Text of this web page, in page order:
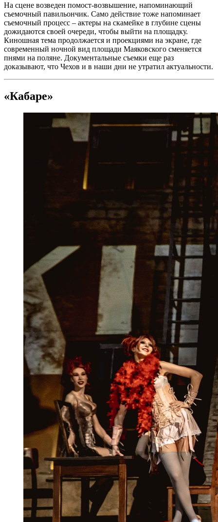
На сцене возведен помост-возвышение, напоминающий
съемочный павильончик. Само действие тоже напоминает
съемочный процесс – актеры на скамейке в глубине сцены
дожидаются своей очереди, чтобы выйти на площадку.
Киношная тема продолжается и проекциями на экране, где
современный ночной вид площади Маяковского сменяется
пнями на поляне. Документальные съемки еще раз
доказывают, что Чехов и в наши дни не утратил актуальности.
«Кабаре»